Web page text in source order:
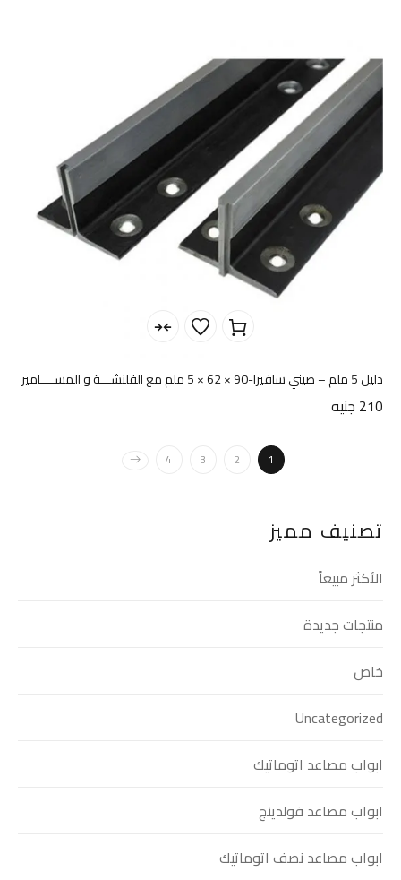
تصنيف مميز
الأكثر مبيعاً
منتجات جديدة
خاص
Uncategorized
ابواب مصاعد اتوماتيك
ابواب مصاعد فولدينج
ابواب مصاعد نصف اتوماتيك
دليل 5 ملم – صيني سافيرا-90 × 62 × 5 ملم مع الفلنشـــة و المســــامير
210 جنيه
1
2
3
4